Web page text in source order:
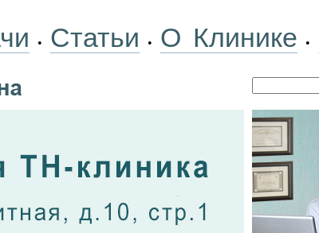
• Статьи • О Клинике •